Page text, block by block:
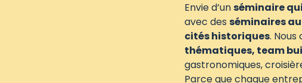
Envie d’unséminaire
avec des séminaires
cités historiques.
thématiques, team
gastronomiques,
Parce que chaque